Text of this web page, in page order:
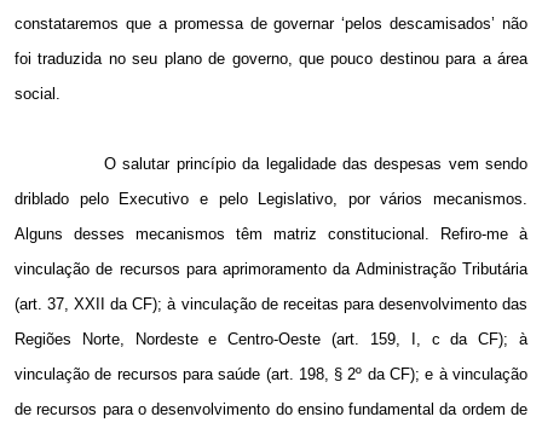
constataremos que a promessa de governar ‘pelos descamisados’ não
foi traduzida no seu plano de governo, que pouco destinou para a área
social.
O salutar princípio da legalidade das despesas vem sendo
driblado pelo Executivo e pelo Legislativo, por vários mecanismos.
Alguns desses mecanismos têm matriz constitucional. Refiro-me à
vinculação de recursos para aprimoramento da Administração Tributária
(art. 37, XXII da CF); à vinculação de receitas para desenvolvimento das
Regiões Norte, Nordeste e Centro-Oeste (art. 159, I, c da CF); à
vinculação de recursos para saúde (art. 198, § 2º da CF); e à vinculação
de recursos para o desenvolvimento do ensino fundamental da ordem de